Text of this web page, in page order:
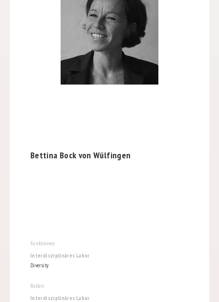
Bettina Bock von Wülfingen
Funktionen:
Interdisziplinäres Labor
Diversity
Rollen:
Interdisziplinäres Labor